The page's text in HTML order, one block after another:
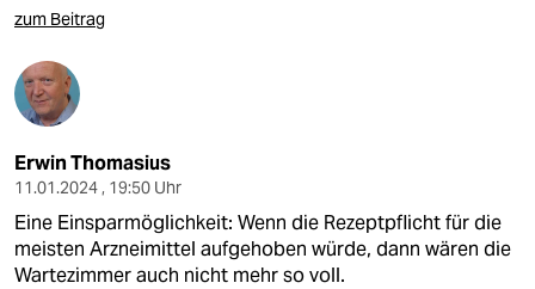
zum Beitrag
Erwin Thomasius
11.01.2024 , 19:50 Uhr
Eine Einsparmöglichkeit: Wenn die Rezeptpflicht für die
meisten Arzneimittel aufgehoben würde, dann wären die
Wartezimmer auch nicht mehr so voll.